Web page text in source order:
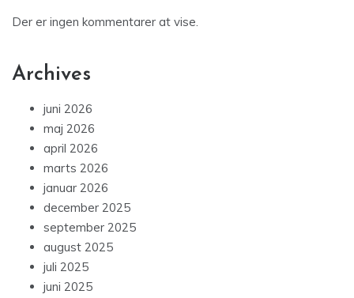
Der er ingen kommentarer at vise.
Archives
juni 2026
maj 2026
april 2026
marts 2026
januar 2026
december 2025
september 2025
august 2025
juli 2025
juni 2025